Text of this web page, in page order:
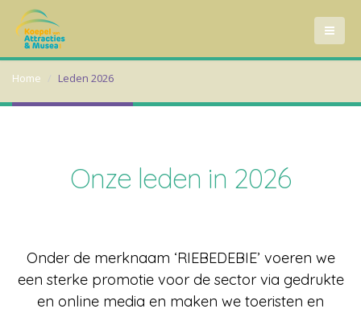
Home Leden 2026
Onze leden in 2026
Onder de merknaam ‘RIEBEDEBIE’ voeren we
een sterke promotie voor de sector via gedrukte
en online media en maken we toeristen en